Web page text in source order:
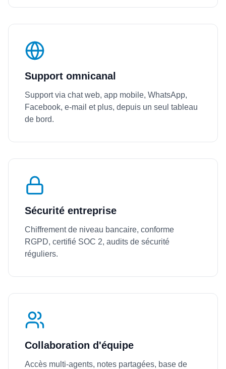
Support omnicanal
Support via chat web, app mobile, WhatsApp,
Facebook, e-mail et plus, depuis un seul tableau
de bord.
Sécurité entreprise
Chiffrement de niveau bancaire, conforme
RGPD, certifié SOC 2, audits de sécurité
réguliers.
Collaboration d'équipe
Accès multi-agents, notes partagées, base de